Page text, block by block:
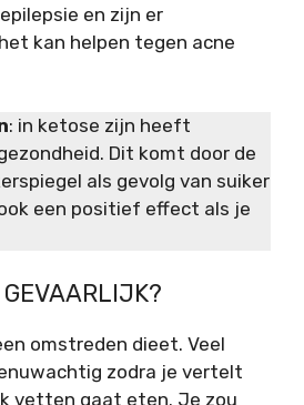
en zijn er
kan helpen tegen acne
: in ketose zijn heeft
Dit komt door de
als gevolg van suiker
een positief effect als je
GEVAARLIJK?
omstreden dieet. Veel
zodra je vertelt
vetten gaat eten. Je zou